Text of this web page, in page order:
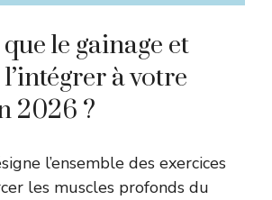
que le gainage et
à votre
2026 ?
l’ensemble des exercices
les muscles profonds du